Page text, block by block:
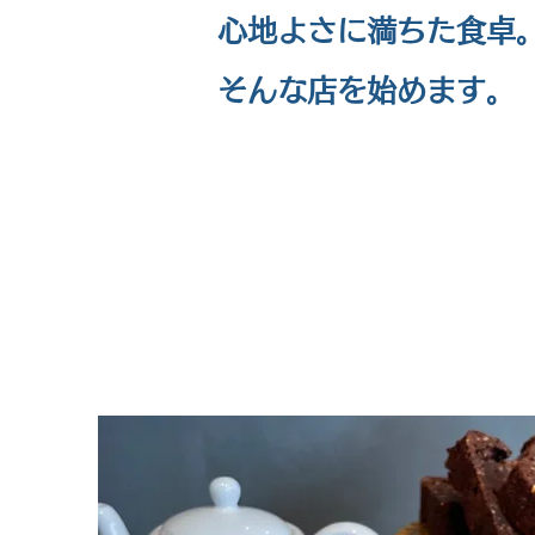
心地よさに満ちた食卓
​そんな店を始めます。